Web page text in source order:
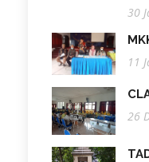
30
11
26